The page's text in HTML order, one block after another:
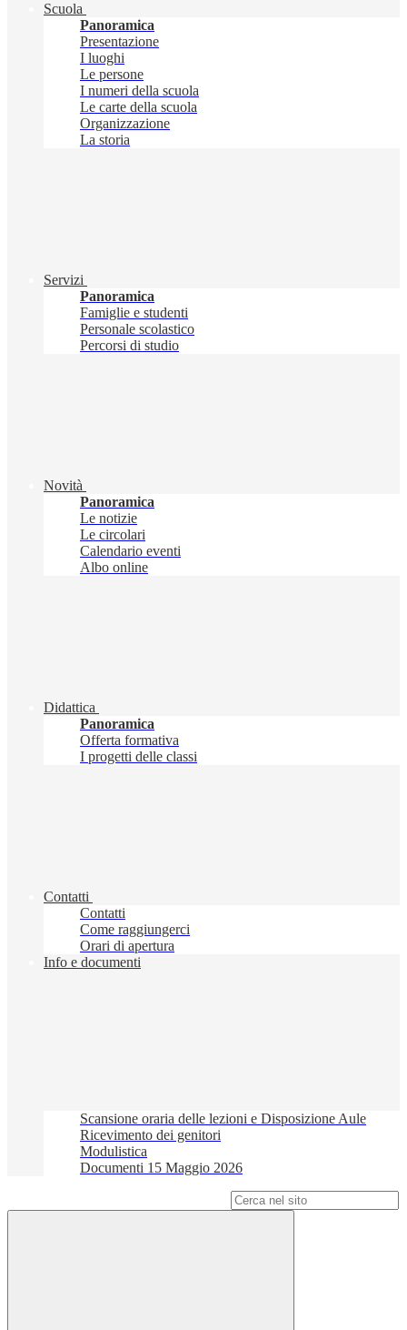
Scuola
Panoramica
Presentazione
I luoghi
Le persone
I numeri della scuola
Le carte della scuola
Organizzazione
La storia
Servizi
Panoramica
Famiglie e studenti
Personale scolastico
Percorsi di studio
Novità
Panoramica
Le notizie
Le circolari
Calendario eventi
Albo online
Didattica
Panoramica
Offerta formativa
I progetti delle classi
Contatti
Contatti
Come raggiungerci
Orari di apertura
Info e documenti
Scansione oraria delle lezioni e Disposizione Aule
Ricevimento dei genitori
Modulistica
Documenti 15 Maggio 2026